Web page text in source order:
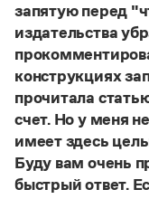
Словарь-справочник
Справочник по
Азбучные истины
Словарь-справочник
Все справочники
Журнал
Новости и события
запятую перед
издательства
конструкциях
прочитала
счет. Но у меня
имеет здесь
Буду вам очень
быстрый ответ.